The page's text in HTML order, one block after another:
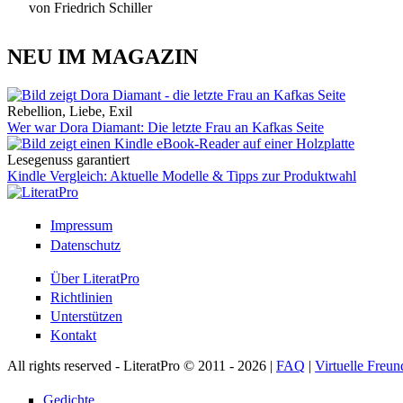
von Friedrich Schiller
NEU IM MAGAZIN
Rebellion, Liebe, Exil
Wer war Dora Diamant: Die letzte Frau an Kafkas Seite
Lesegenuss garantiert
Kindle Vergleich: Aktuelle Modelle & Tipps zur Produktwahl
Impressum
Datenschutz
Über LiteratPro
Richtlinien
Unterstützen
Kontakt
All rights reserved - LiteratPro © 2011 - 2026 | FAQ | Virtuelle
Gedichte